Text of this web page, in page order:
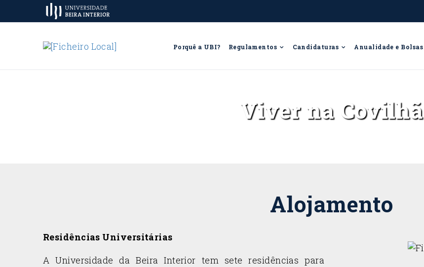
Porquê a UBI? Regulamentos Candidaturas Anualidade e Bolsas
Viver na Covilhã
Alojamento
Residências Universitárias
A Universidade da Beira Interior tem sete residências para